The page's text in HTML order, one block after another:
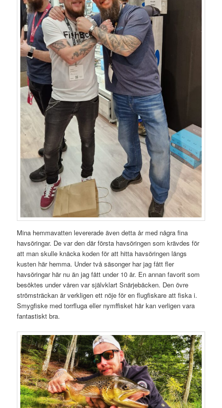
Mina hemmavatten levererade även detta år med några fina
havsöringar. De var den där första havsöringen som krävdes för
att man skulle knäcka koden för att hitta havsöringen längs
kusten här hemma. Under två säsonger har jag fått fler
havsöringar här nu än jag fått under 10 år. En annan favorit som
besöktes under våren var självklart Snärjebäcken. Den övre
strömsträckan är verkligen ett nöje för en flugfiskare att fiska i.
Smygfiske med torrfluga eller nymffisket här kan verligen vara
fantastiskt bra.